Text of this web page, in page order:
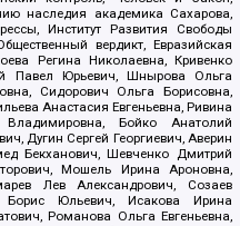
наследия академика Сахарова,
Институт Развития Свободы
вердикт, Евразийская
Регина Николаевна, Кривенко
Павел Юрьевич, Шнырова Ольга
Сидорович Ольга Борисовна,
Анастасия Евгеньевна, Ривина
Бойко Анатолий
Дугин Сергей Георгиевич, Аверин
Бекханович, Шевченко Дмитрий
Мошель Ирина Ароновна,
Лев Александрович, Созаев
Борис Юльевич, Исакова Ирина
Романова Ольга Евгеньевна,